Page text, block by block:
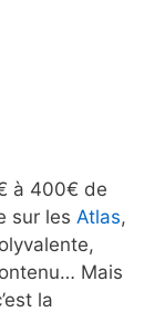
à 400€ de
sur les Atlas,
Mais
la